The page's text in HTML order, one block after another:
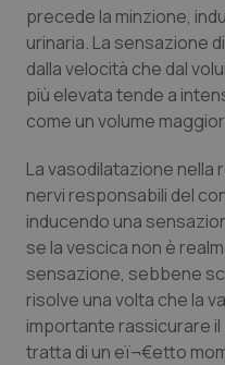
Valle D’Aosta
Veneto
Oncoematologia
Oncologia &
Psoriasi & pelle
Quotidiano
Quotidiano
precede la minzione,
urinaria. La sensazione
dalla velocità che dal
più elevata tende a
come un volume
La vasodilatazione nella
nervi responsabili del
inducendo una
se la vescica non è
sensazione, sebbene
risolve una volta che la
importante rassicurare
tratta di un eï¬€etto